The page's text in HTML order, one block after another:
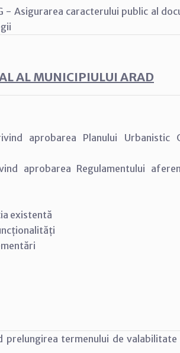
- Asigurarea caracterului public al
AL MUNICIPIULUI ARAD
aprobarea Planului Urbanistic
aprobarea Regulamentului
existentă
prelungirea termenului de valabilitate